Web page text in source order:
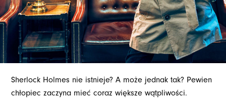
Sherlock Holmes nie istnieje? A może jednak tak? Pewien
chłopiec zaczyna mieć coraz większe wątpliwości.